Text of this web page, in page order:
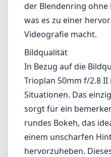
der Blendenring
was es zu einer
Videografie macht.
Bildqualität
In Bezug auf die
Trioplan 50mm f/2.8
Situationen. Das
sorgt für ein
rundes Bokeh, das
einem unscharfen
hervorzuheben.